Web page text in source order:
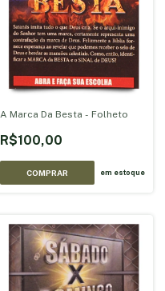
A Marca Da Besta - Folheto
R$100,00
COMPRAR em estoque